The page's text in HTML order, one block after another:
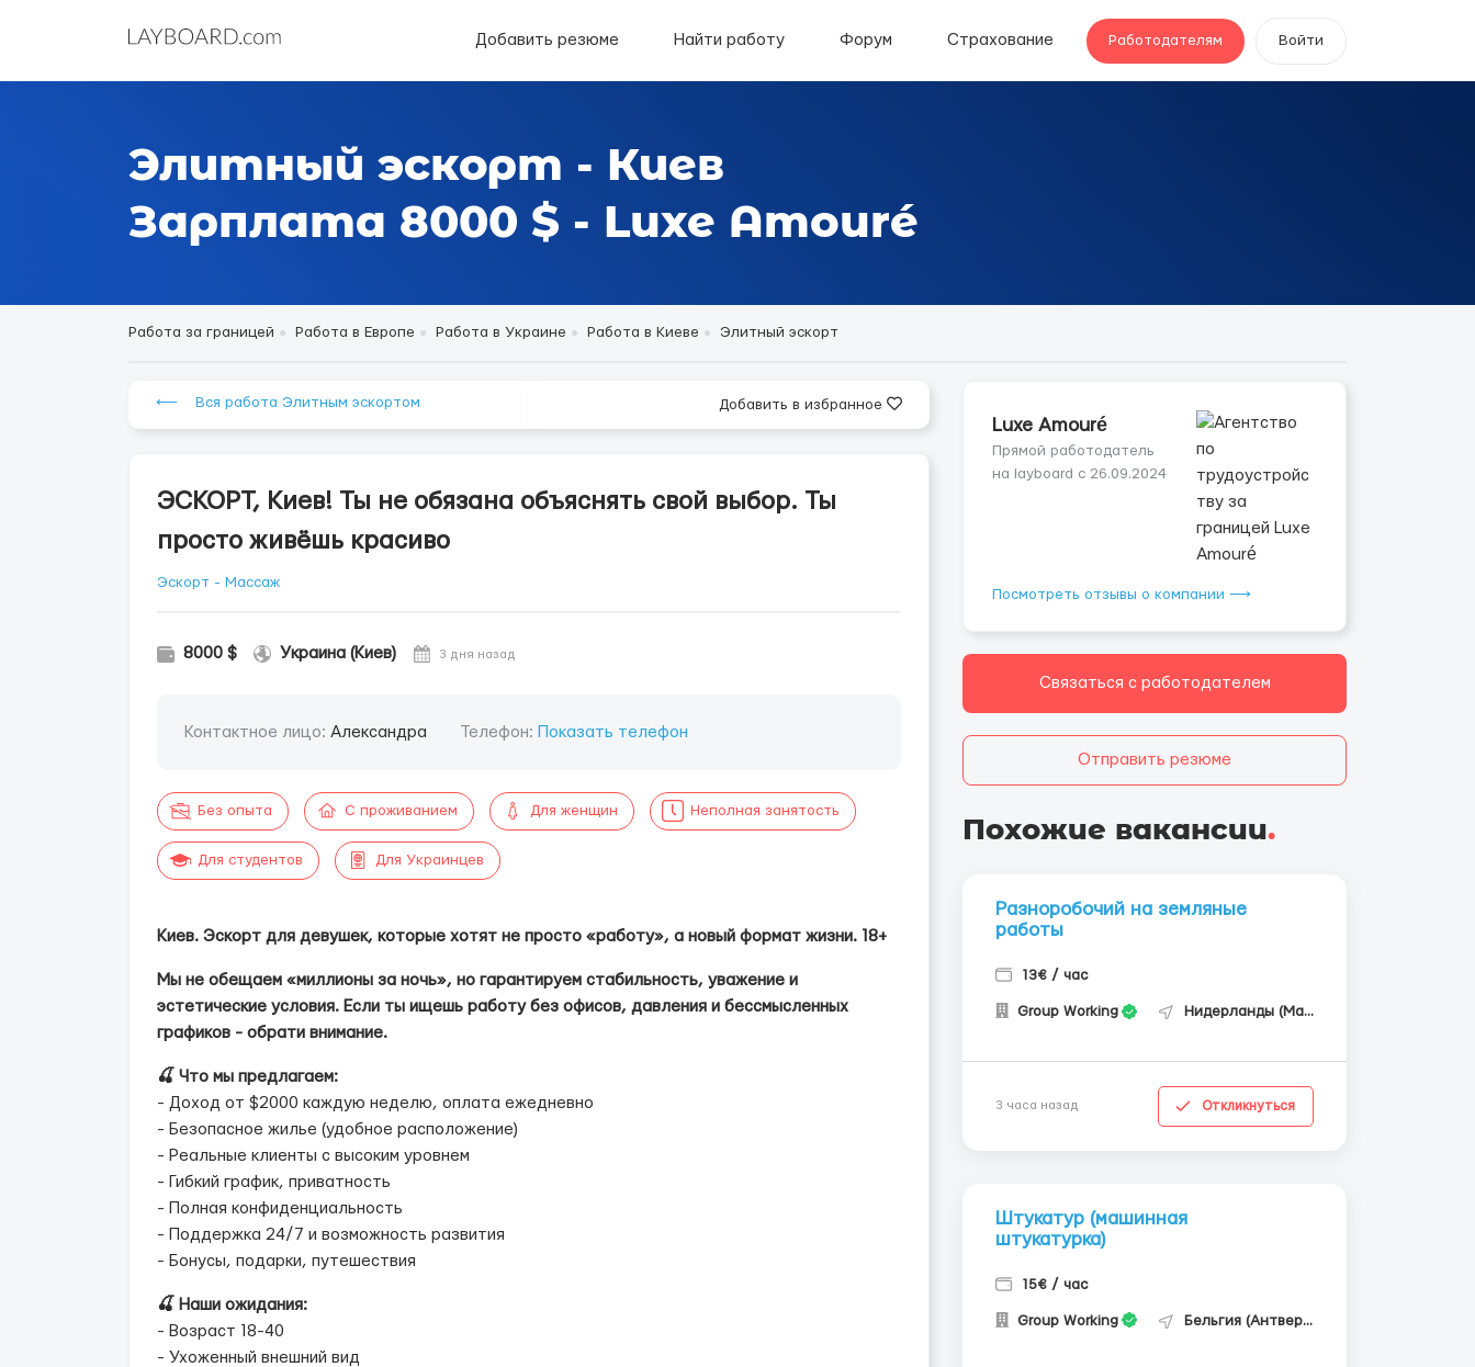
Добавить резюме Найти работу Форум Страхование Работодателям Войти
Элитный эскорт - Киев
Зарплата 8000 $ - Luxe Amouré
Работа за границей Работа в Европе Работа в Украине Работа в Киеве Элитный эскорт
⟵ Вся работа Элитным эскортом Добавить в избранное
ЭСКОРТ, Киев! Ты не обязана объяснять свой выбор. Ты
просто живёшь красиво
Эскорт - Массаж
8000 $ Украина (Киев) 3 дня назад
Контактное лицо: Александра Телефон: Показать телефон
Без опыта С проживанием Для женщин Неполная занятость
Для студентов Для Украинцев
Киев. Эскорт для девушек, которые хотят не просто «работу», а новый формат жизни. 18+
Мы не обещаем «миллионы за ночь», но гарантируем стабильность, уважение и
эстетические условия. Если ты ищешь работу без офисов, давления и бессмысленных
графиков - обрати внимание.
🍒 Что мы предлагаем:
- Доход от $2000 каждую неделю, оплата ежедневно
- Безопасное жилье (удобное расположение)
- Реальные клиенты с высоким уровнем
- Гибкий график, приватность
- Полная конфиденциальность
- Поддержка 24/7 и возможность развития
- Бонусы, подарки, путешествия
🍒 Наши ожидания:
- Возраст 18-40
- Ухоженный внешний вид
Luxe Amouré
Прямой работодатель
на layboard с 26.09.2024
Посмотреть отзывы о компании ⟶
Связаться с работодателем
Отправить резюме
Похожие вакансии.
Разноробочий на земляные
работы
13€ / час
Group Working Нидерланды (Маастрихт)
3 часа назад Откликнуться
Штукатур (машинная
штукатурка)
15€ / час
Group Working Бельгия (Антверпен)